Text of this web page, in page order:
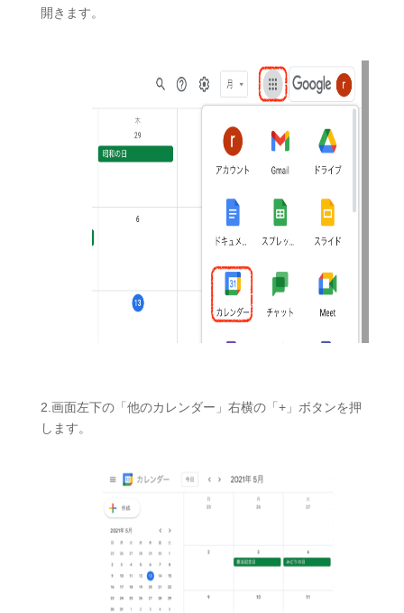
開きます。
2.画面左下の「他のカレンダー」右横の「+」ボタンを押
します。